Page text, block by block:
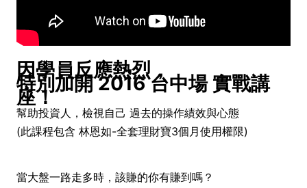
因學員反應熱烈，
特別加開 2016 台中場 實戰講
座！
幫助投資人，檢視自己 過去的操作績效與心態
(此課程包含 林恩如-全套理財寶3個月使用權限)
當大盤一路走多時，該賺的你有賺到嗎？